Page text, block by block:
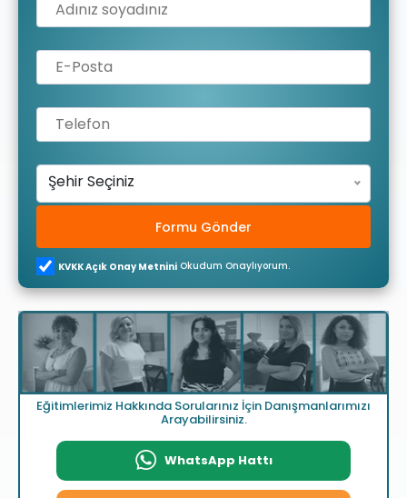
Şehir Seçiniz
Formu Gönder
KVKK Açık Onay Metnini Okudum Onaylıyorum.
Eğitimlerimiz Hakkında Sorularınız İçin Danışmanlarımızı
Arayabilirsiniz.
WhatsApp Hattı